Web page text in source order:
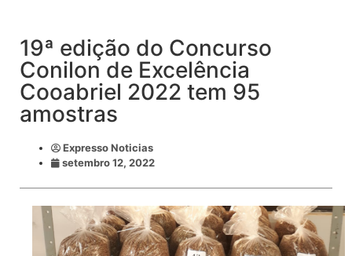
19ª edição do Concurso
Conilon de Excelência
Cooabriel 2022 tem 95
amostras
Expresso Noticias
setembro 12, 2022